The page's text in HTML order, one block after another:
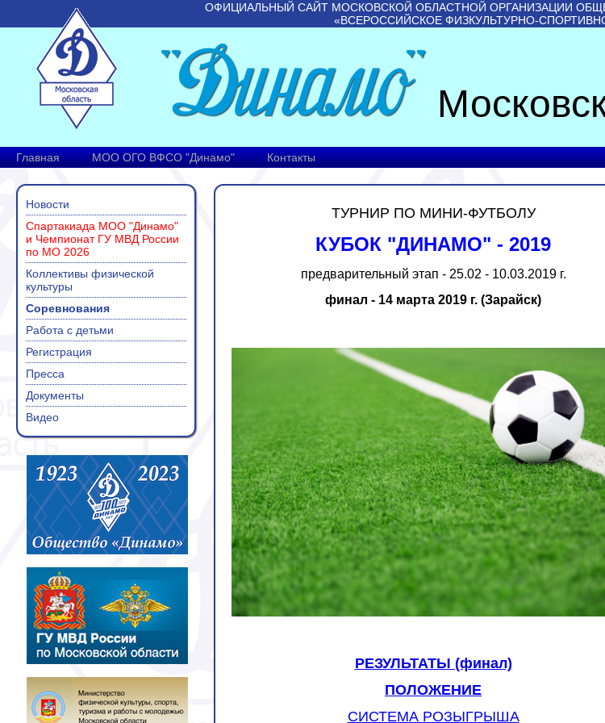
ОФИЦИАЛЬНЫЙ САЙТ МОСКОВСКОЙ ОБЛАСТНОЙ ОРГАНИЗАЦИИ
«ВСЕРОССИЙСКОЕ ФИЗКУЛЬТУРНО-
Главная МОО ОГО ВФСО "Динамо" Контакты
Новости
Спартакиада МОО "Динамо"
и Чемпионат ГУ МВД России
по МО 2026
Коллективы физической
культуры
Соревнования
Работа с детьми
Регистрация
Пресса
Документы
Видео
ТУРНИР ПО МИНИ-ФУТБОЛУ
КУБОК "ДИНАМО" - 2019
предварительный этап - 25.02 - 10.03.2019 г.
финал - 14 марта 2019 г. (Зарайск)
РЕЗУЛЬТАТЫ (финал)
ПОЛОЖЕНИЕ
СИСТЕМА РОЗЫГРЫША